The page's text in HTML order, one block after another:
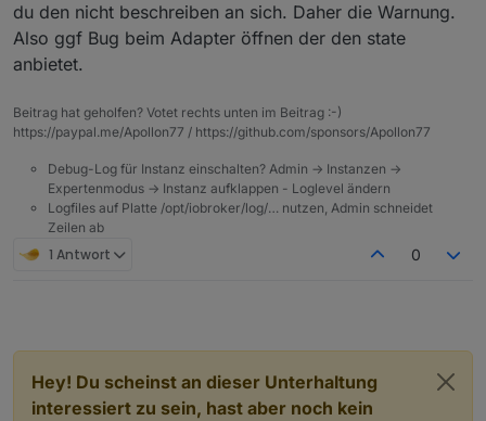
hab ich auch noch, aber telegram kommt nun an
was noch aufgefallen ist, kommt wenn man das script
aufruft
du den nicht beschreiben an sich. Daher die Warnung.
Also ggf Bug beim Adapter öffnen der den state
anbietet.
Beitrag hat geholfen? Votet rechts unten im Beitrag :-)
https://paypal.me/Apollon77 / https://github.com/sponsors/Apollon77
Debug-Log für Instanz einschalten? Admin -> Instanzen ->
Expertenmodus -> Instanz aufklappen - Loglevel ändern
Logfiles auf Platte /opt/iobroker/log/… nutzen, Admin schneidet
Zeilen ab
1 Antwort 0
Hey! Du scheinst an dieser Unterhaltung
interessiert zu sein, hast aber noch kein